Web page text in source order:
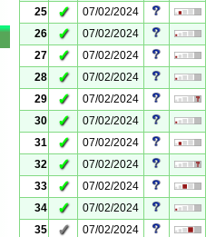
25
✓ 07/02/2024
26
✓ 07/02/2024
27
✓ 07/02/2024
28
✓ 07/02/2024
29
✓ 07/02/2024
30
✓ 07/02/2024
31
✓ 07/02/2024
32
✓ 07/02/2024
33
✓ 07/02/2024
34
✓ 07/02/2024
35
✓ 07/02/2024